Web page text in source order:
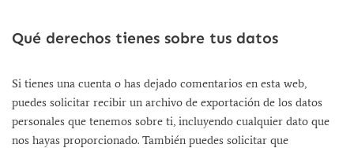
Qué derechos tienes sobre tus datos
Si tienes una cuenta o has dejado comentarios en esta web,
puedes solicitar recibir un archivo de exportación de los datos
personales que tenemos sobre ti, incluyendo cualquier dato que
nos hayas proporcionado. También puedes solicitar que